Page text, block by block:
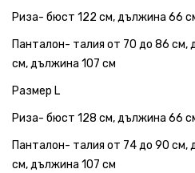
Риза- бюст 122 см, дължина 66
Панталон- талия от 70 до 86 см,
см, дължина 107 см
Размер L
Риза- бюст 128 см, дължина 66
Панталон- талия от 74 до 90 см,
см, дължина 107 см